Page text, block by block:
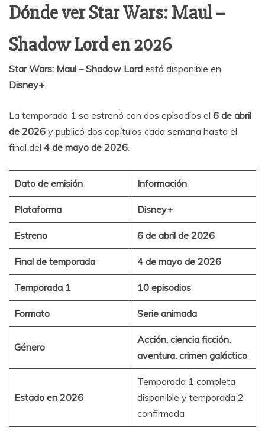
Dónde ver Star Wars: Maul –
Shadow Lord en 2026
Star Wars: Maul – Shadow Lord está disponible en
Disney+.
La temporada 1 se estrenó con dos episodios el 6 de abril
de 2026 y publicó dos capítulos cada semana hasta el
final del 4 de mayo de 2026.
Dato de emisión Información
Plataforma Disney+
Estreno 6 de abril de 2026
Final de temporada 4 de mayo de 2026
Temporada 1 10 episodios
Formato Serie animada
Género
Acción, ciencia ficción,
aventura, crimen galáctico
Estado en 2026
Temporada 1 completa
disponible y temporada 2
confirmada